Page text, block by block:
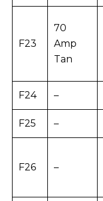
F23
70
Amp
Tan
F24 –
F25 –
F26 –